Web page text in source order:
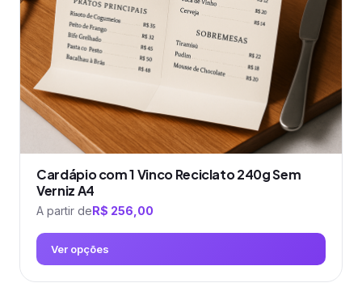
escolhidas
na
página
do
produto
Cardápio com 1 Vinco Reciclato 240g Sem
Verniz A4
A partir deR$ 256,00
Ver opções